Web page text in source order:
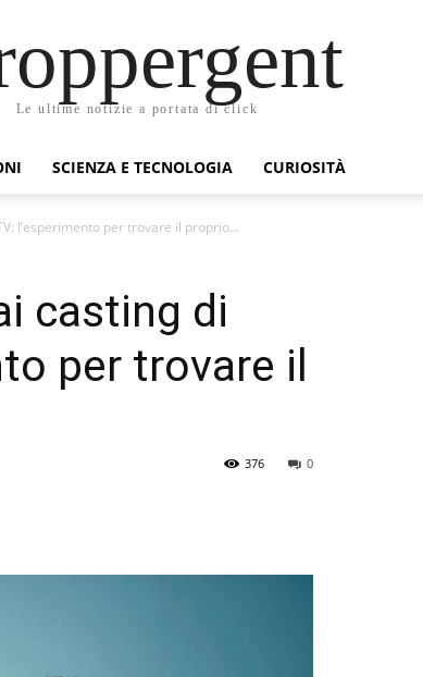
Le ultime notizie a portata di click
SCIENZA E TECNOLOGIA CURIOSITÀ
l’esperimento per trovare il proprio...
casting di
per trovare il
0
376